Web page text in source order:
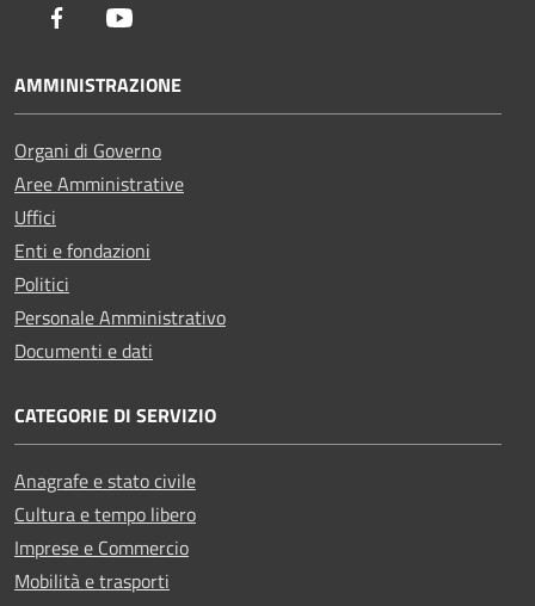
Facebook
AMMINISTRAZIONE
Organi di Governo
Aree Amministrative
Uffici
Enti e fondazioni
Politici
Personale Amministrativo
Documenti e dati
CATEGORIE DI SERVIZIO
Anagrafe e stato civile
Cultura e tempo libero
Imprese e Commercio
Mobilità e trasporti